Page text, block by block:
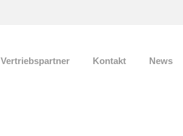
Vertriebspartner Kontakt News